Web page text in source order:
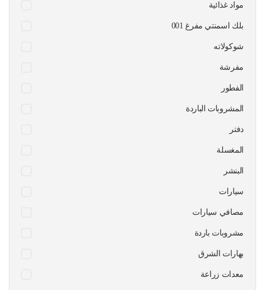
مواد غذائية
بلك اسمنتي مفرغ 001
شوكولاته
مفرشة
الفطور
المشروبات الباردة
دفتر
المغسلة
البنشر
سيارات
مصافي سيارات
مشروبات باردة
بهارات الشرق
معدات زراعة